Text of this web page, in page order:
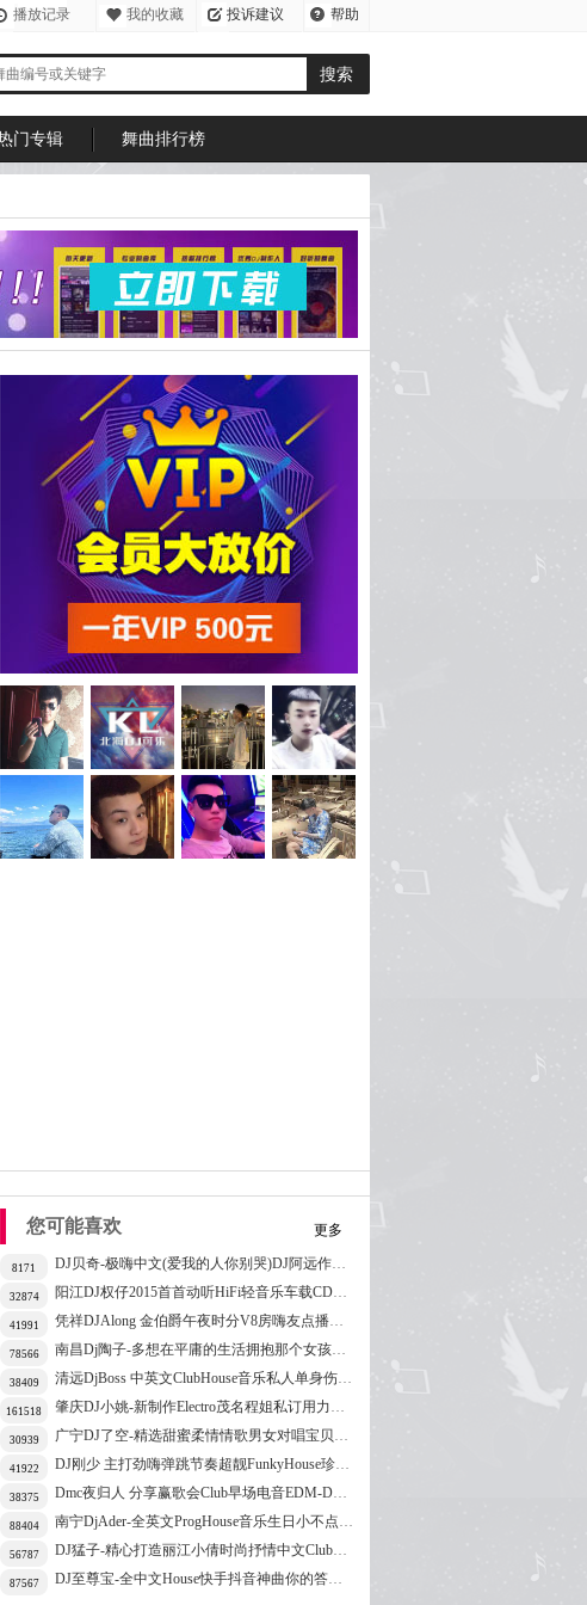
播放记录 我的收藏 投诉建议
帮助
门专辑 舞曲排行榜
您可能喜欢 更多
8171 DJ贝奇-极嗨中文(爱我的人你别哭)DJ阿远作品CLUB串烧
32874 阳江DJ权仔2015首首动听HiFi轻音乐车载CD抒情全女声
41991 凭祥DJAlong 金伯爵午夜时分V8房嗨友点播全中文欢快
78566 南昌Dj陶子-多想在平庸的生活拥抱那个女孩中文慢摇车载串烧
38409 清远DjBoss 中英文ClubHouse音乐私人单身伤心之夜串烧
161518 肇庆DJ小姚-新制作Electro茂名程姐私订用力自用串烧
30939 广宁DJ了空-精选甜蜜柔情情歌男女对唱宝贝合集国语串烧
41922 DJ刚少 主打劲嗨弹跳节奏超靓FunkyHouse珍贵舞台串烧
38375 Dmc夜归人 分享赢歌会Club早场电音EDM-Dutch现场串烧
88404 南宁DjAder-全英文ProgHouse音乐生日小不点定制轻漂飘串烧
56787 DJ猛子-精心打造丽江小倩时尚抒情中文Club舞曲超劲爆串烧
87567 DJ至尊宝-全中文House快手抖音神曲你的答案贺州V9热播慢摇串烧